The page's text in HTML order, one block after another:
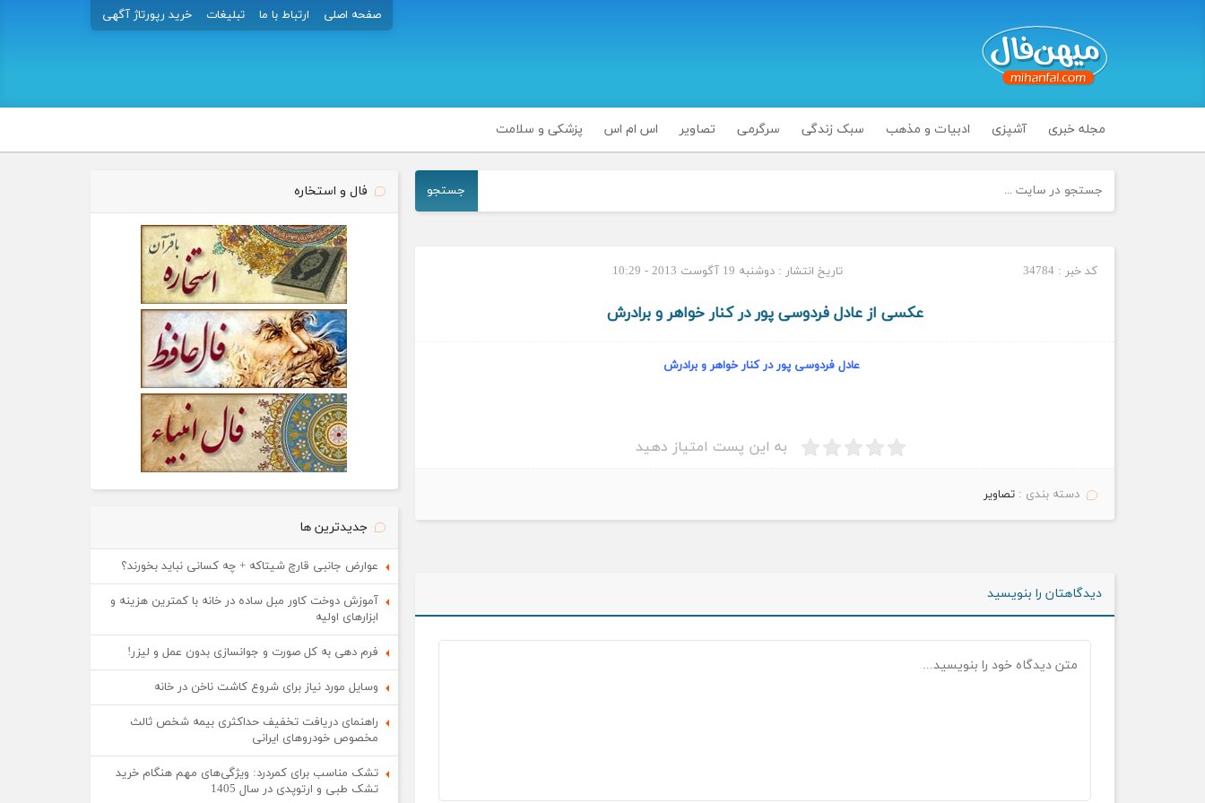
صفحه اصلی ارتباط با ما تبلیغات خرید رپورتاژ آگهی
مجله خبری آشپزی ادبیات و مذهب سبک زندگی سرگرمی تصاویر اس ام اس پزشکی و سلامت
جستجو
کد خبر : 34784 تاریخ انتشار : دوشنبه 19 آگوست 2013 - 10:29
عکسی از عادل فردوسی پور در کنار خواهر و برادرش
عادل فردوسی پور در کنار خواهر و برادرش
به این پست امتیاز دهید
دسته بندی :تصاویر
دیدگاهتان را بنویسید
فال و استخاره
جدیدترین ها
عوارض جانبی قارچ شیتاکه + چه کسانی نباید بخورند؟
آموزش دوخت کاور مبل ساده در خانه با کمترین هزینه و
ابزارهای اولیه
فرم دهی به کل صورت و جوانسازی بدون عمل و لیزر!
وسایل مورد نیاز برای شروع کاشت ناخن در خانه
راهنمای دریافت تخفیف حداکثری بیمه شخص ثالث
مخصوص خودروهای ایرانی
تشک مناسب برای کمردرد: ویژگی‌های مهم هنگام خرید
تشک طبی و ارتوپدی در سال 1405